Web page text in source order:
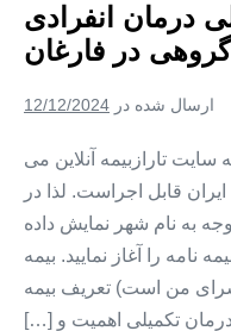
+
بیمه
درمان
تکمیلی
در
درمان انفرادی
در فارغان
ارسال شده در 12/12/2024
سایت تارازبیمه آنلاین می
قابل اجراست. لذا در
به نام شهر نمایش داده
نامه را آغاز نمایید. بیمه
سرای من است) تعریف بیمه
درمان تکمیلی اهمیت و […]